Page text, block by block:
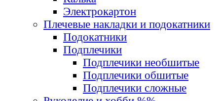
Электрокартон
Плечевые накладки и подокатники
Подокатники
Подплечики
Подплечики необшитые
Подплечики обшитые
Подплечики сложные